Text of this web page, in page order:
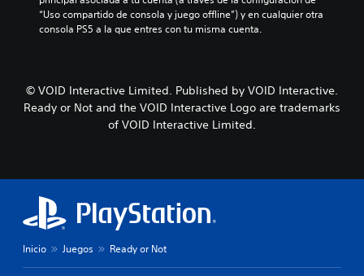
“Uso compartido de consola y juego offline”) y en cualquier otra
consola PS5 a la que entres con tu misma cuenta.
© VOID Interactive Limited. Published by VOID Interactive.
Ready or Not and the VOID Interactive Logo are trademarks
of VOID Interactive Limited.
Inicio Juegos Ready or Not